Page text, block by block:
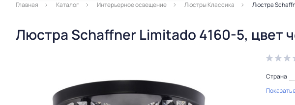
Главная Каталог Интерьерное освещение Люстры Классика Люстра
Люстра Schaffner Limitado 4160-5, цвет
Страна
Показать